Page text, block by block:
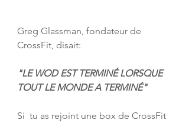
Greg Glassman, fondateur de
CrossFit, disait:
"LE WOD EST TERMINÉ LORSQUE
TOUT LE MONDE A TERMINÉ"
Si  tu as rejoint une box de CrossFit